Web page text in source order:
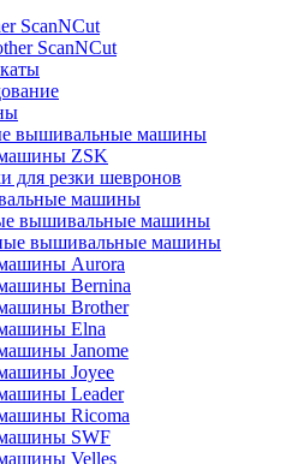
ScanNCut
ScanNCut
вышивальные машины
ZSK
для резки шевронов
машины
вышивальные машины
вышивальные машины
Aurora
Bernina
Brother
Elna
Janome
Joyee
Leader
Ricoma
SWF
Velles